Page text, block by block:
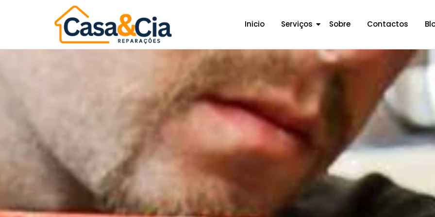
Inicio Serviços Sobre Contactos